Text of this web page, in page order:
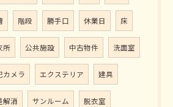
階段 勝手口 休業日 床
所 公共施設 中古物件 洗面室
カメラ エクステリア 建具
解消 サンルーム 脱衣室